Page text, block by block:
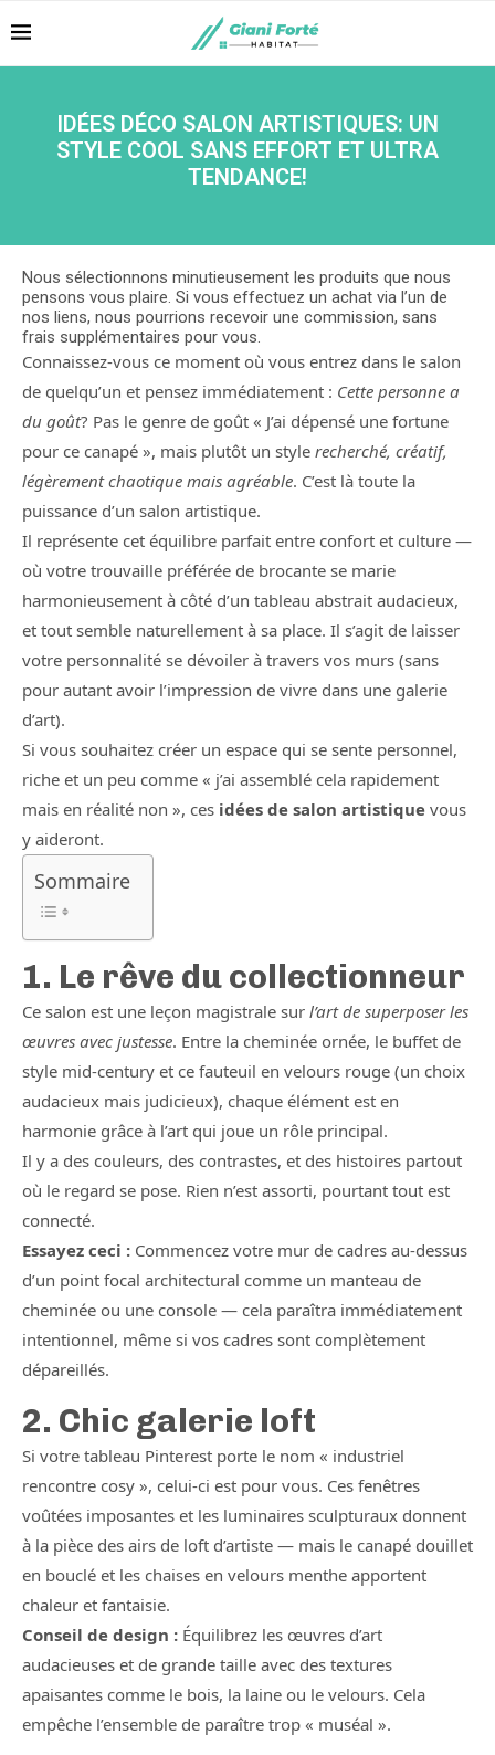
IDÉES DÉCO SALON ARTISTIQUES: UN
STYLE COOL SANS EFFORT ET ULTRA
TENDANCE!
Nous sélectionnons minutieusement les produits que nous
pensons vous plaire. Si vous effectuez un achat via l’un de
nos liens, nous pourrions recevoir une commission, sans
frais supplémentaires pour vous.
Connaissez-vous ce moment où vous entrez dans le salon
de quelqu’un et pensez immédiatement : Cette personne a
du goût? Pas le genre de goût « J’ai dépensé une fortune
pour ce canapé », mais plutôt un style recherché, créatif,
légèrement chaotique mais agréable. C’est là toute la
puissance d’un salon artistique.
Il représente cet équilibre parfait entre confort et culture —
où votre trouvaille préférée de brocante se marie
harmonieusement à côté d’un tableau abstrait audacieux,
et tout semble naturellement à sa place. Il s’agit de laisser
votre personnalité se dévoiler à travers vos murs (sans
pour autant avoir l’impression de vivre dans une galerie
d’art).
Si vous souhaitez créer un espace qui se sente personnel,
riche et un peu comme « j’ai assemblé cela rapidement
mais en réalité non », ces idées de salon artistique vous
y aideront.
Sommaire
1. Le rêve du collectionneur
Ce salon est une leçon magistrale sur l’art de superposer les
œuvres avec justesse. Entre la cheminée ornée, le buffet de
style mid-century et ce fauteuil en velours rouge (un choix
audacieux mais judicieux), chaque élément est en
harmonie grâce à l’art qui joue un rôle principal.
Il y a des couleurs, des contrastes, et des histoires partout
où le regard se pose. Rien n’est assorti, pourtant tout est
connecté.
Essayez ceci : Commencez votre mur de cadres au-dessus
d’un point focal architectural comme un manteau de
cheminée ou une console — cela paraîtra immédiatement
intentionnel, même si vos cadres sont complètement
dépareillés.
2. Chic galerie loft
Si votre tableau Pinterest porte le nom « industriel
rencontre cosy », celui-ci est pour vous. Ces fenêtres
voûtées imposantes et les luminaires sculpturaux donnent
à la pièce des airs de loft d’artiste — mais le canapé douillet
en bouclé et les chaises en velours menthe apportent
chaleur et fantaisie.
Conseil de design : Équilibrez les œuvres d’art
audacieuses et de grande taille avec des textures
apaisantes comme le bois, la laine ou le velours. Cela
empêche l’ensemble de paraître trop « muséal ».